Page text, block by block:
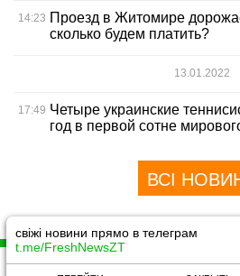
14:23 Проезд в Житомире
сколько будем платить?
13.01.2022
17:49 Четыре украинские
год в первой сотне
ВСІ
свіжі новини прямо в телеграм
t.me/FreshNewsZT